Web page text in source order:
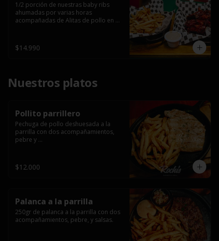
1/2 porción de nuestras baby ribs
ahumadas por varias horas
acompañadas de Alitas de pollo en
$14.990
Nuestros platos
Pollito parrillero
Pechuga de pollo deshuesada a la
parrilla con dos acompañamientos,
pebre y
$12.000
Palanca a la parrilla
250gr de palanca a la parrilla con dos
acompañamientos, pebre, y salsas.